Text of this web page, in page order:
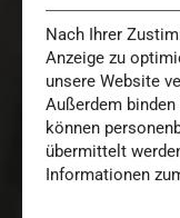
Nach Ihrer
Anzeige zu
unsere Website
Außerdem
können
übermittelt
Informationen